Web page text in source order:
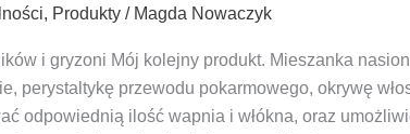
, Produkty/ Magda Nowaczyk
i gryzoni Mój kolejny produkt. Mieszanka
perystaltykę przewodu pokarmowego, okrywę
odpowiednią ilość wapnia i włókna, oraz